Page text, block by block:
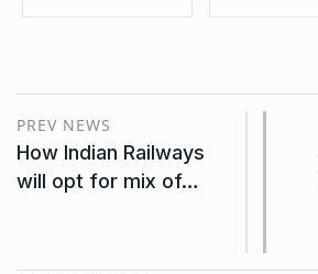
PREV NEWS
How Indian Railways
will opt for mix of…